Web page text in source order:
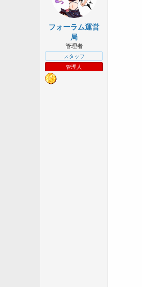
a
e
r
フォーラム運営
局
管理者
スタッフ
管理人